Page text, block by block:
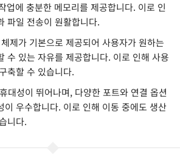
업에 충분한 메모리를 제공합니다. 이로 인
파일 전송이 원활합니다.
제가 기본으로 제공되어 사용자가 원하는
수 있는 자유를 제공합니다. 이로 인해 사용
축할 수 있습니다.
대성이 뛰어나며, 다양한 포트와 연결 옵션
이 우수합니다. 이로 인해 이동 중에도 생산
니다.